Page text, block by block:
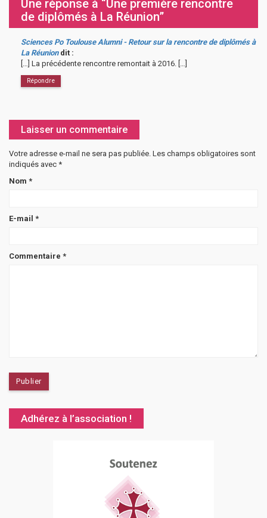
Une réponse à “Une première rencontre
de diplômés à La Réunion”
Sciences Po Toulouse Alumni - Retour sur la rencontre de diplômés à
La Réunion dit :
[…] La précédente rencontre remontait à 2016. […]
Répondre
Laisser un commentaire
Votre adresse e-mail ne sera pas publiée. Les champs obligatoires sont
indiqués avec *
Nom *
E-mail *
Commentaire *
Adhérez à l’association !